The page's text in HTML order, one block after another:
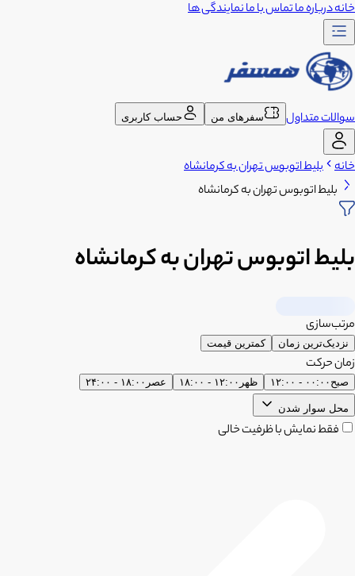
خانهدرباره ماتماس با مانمایندگی ها
سوالات متداول سفرهای من حساب کاربری
خانه بلیط اتوبوس تهران به کرمانشاه
بلیط اتوبوس تهران به کرمانشاه
بلیط اتوبوس تهران به کرمانشاه
مرتب‌سازی
نزدیک‌ترین زمان کمترین قیمت
زمان حرکت
صبح ۰۰:۰۰ - ۱۲:۰۰ ظهر ۱۲:۰۰ - ۱۸:۰۰ عصر ۱۸:۰۰ - ۲۴:۰۰
محل سوار شدن
فقط نمایش با ظرفیت خالی